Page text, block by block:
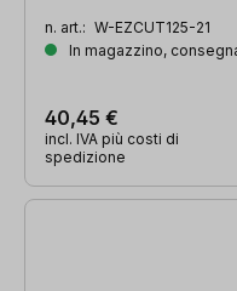
n. art.: W-EZCUT125-21
In magazzino,
40,45 €
incl. IVA più costi di
spedizione